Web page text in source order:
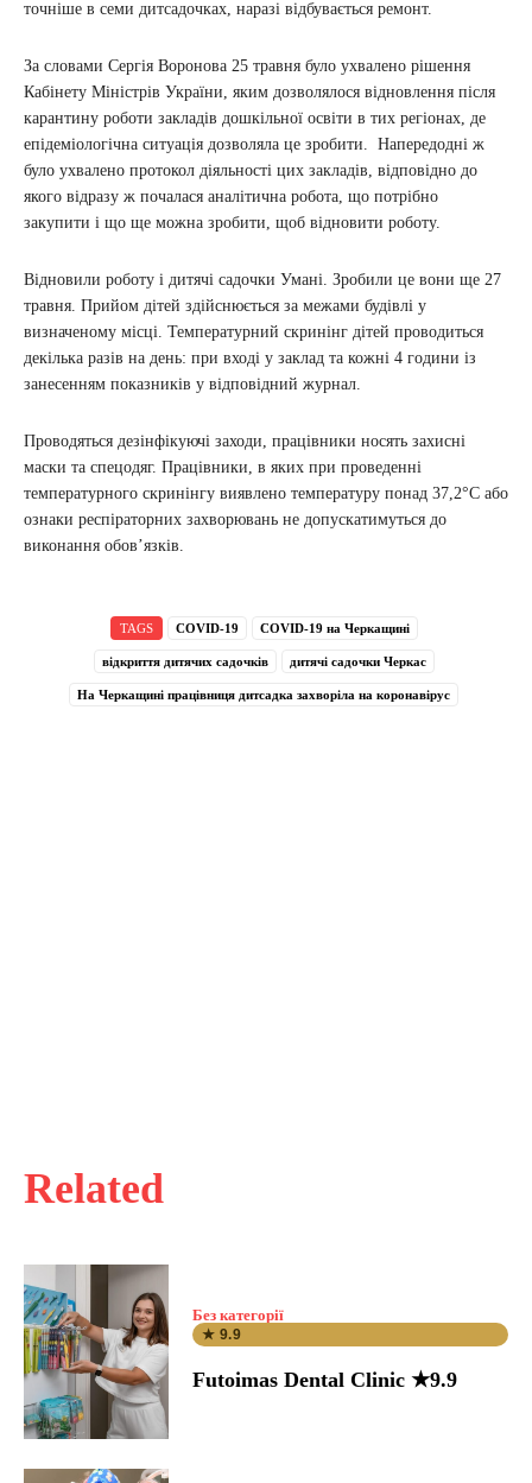
Related
Без категорії
★ 9.9
Futoimas Dental Clinic ★9.9
точніше в семи дитсадочках, наразі відбувається ремонт.
За словами Сергія Воронова 25 травня було ухвалено рішення
Кабінету Міністрів України, яким дозволялося відновлення після
карантину роботи закладів дошкільної освіти в тих регіонах, де
епідеміологічна ситуація дозволяла це зробити. Напередодні ж
було ухвалено протокол діяльності цих закладів, відповідно до
якого відразу ж почалася аналітична робота, що потрібно
закупити і що ще можна зробити, щоб відновити роботу.
Відновили роботу і дитячі садочки Умані. Зробили це вони ще 27
травня. Прийом дітей здійснюється за межами будівлі у
визначеному місці. Температурний скринінг дітей проводиться
декілька разів на день: при вході у заклад та кожні 4 години із
занесенням показників у відповідний журнал.
Проводяться дезінфікуючі заходи, працівники носять захисні
маски та спецодяг. Працівники, в яких при проведенні
температурного скринінгу виявлено температуру понад 37,2°С або
ознаки респіраторних захворювань не допускатимуться до
виконання обов’язків.
TAGS COVID-19 COVID-19 на Черкащині
відкриття дитячих садочків дитячі садочки Черкас
На Черкащині працівниця дитсадка захворіла на коронавірус